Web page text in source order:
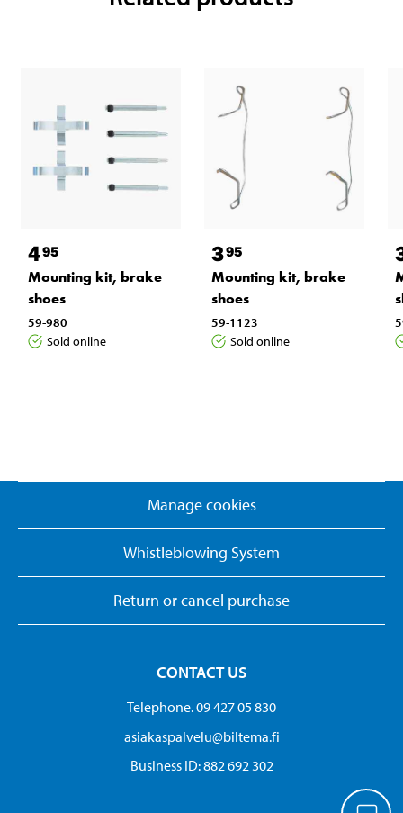
495
Mounting kit, brake
shoes
59-980
Sold online
395
Mounting kit, brake
shoes
59-1123
Sold online
Manage cookies
Whistleblowing System
Return or cancel purchase
CONTACT US
Telephone. 09 427 05 830
asiakaspalvelu@biltema.fi
Business ID:​ 882 692 302